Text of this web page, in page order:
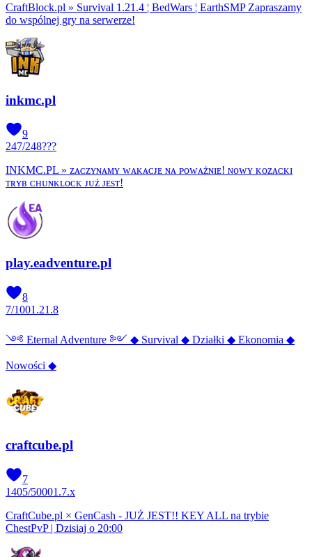
CraftBlock.pl » Survival 1.21.4 ¦ BedWars ¦ EarthSMP Zapraszamy
do wspólnej gry na serwerze!
inkmc.pl
9
247/248???
INKMC.PL » ᴢᴀᴄᴢʏɴᴀᴍʏ ᴡᴀᴋᴀᴄᴊᴇ ɴᴀ ᴘᴏᴡᴀżɴɪᴇ! ɴᴏᴡʏ ᴋᴏᴢᴀᴄᴋɪ
ᴛʀʏʙ ᴄʜᴜɴᴋʟᴏᴄᴋ ᴊᴜż ᴊᴇѕᴛ!
play.eadventure.pl
8
7/1001.21.8
༺ Eternal Adventure ༻ ◆ Survival ◆ Działki ◆ Ekonomia ◆
Nowości ◆
craftcube.pl
7
1405/50001.7.x
CraftCube.pl × GenCash - JUŻ JEST!! KEY ALL na trybie
ChestPvP | Dzisiaj o 20:00